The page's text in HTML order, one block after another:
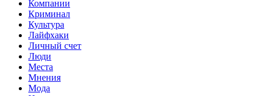
Компании
Криминал
Культура
Лайфхаки
Личный счет
Люди
Места
Мнения
Мода